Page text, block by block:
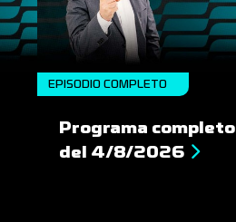
EPISODIO COMPLETO
Programa completo
del 4/8/2026